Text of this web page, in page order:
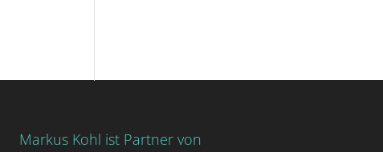
Markus Kohl ist Partner von